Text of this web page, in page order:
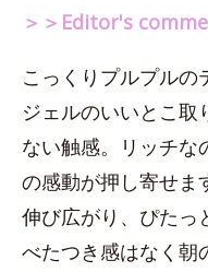
＞＞Editor's
こっくりプルプルの
ジェルのいいとこ取
ない触感。リッチな
の感動が押し寄せ
伸び広がり、ぴたっ
べたつき感はなく朝